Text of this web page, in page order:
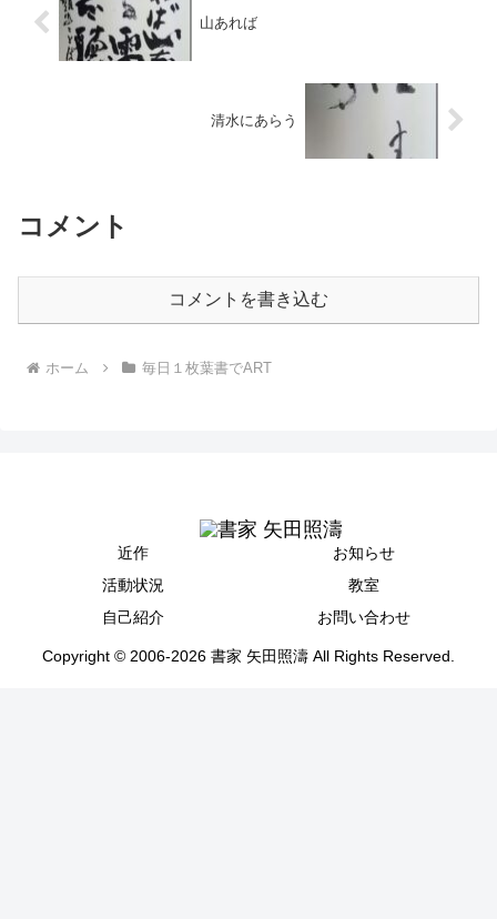
山あれば
清水にあらう
コメント
コメントを書き込む
ホーム 毎日１枚葉書でART
近作
お知らせ
活動状況
教室
自己紹介
お問い合わせ
Copyright © 2006-2026 書家 矢田照濤 All Rights Reserved.